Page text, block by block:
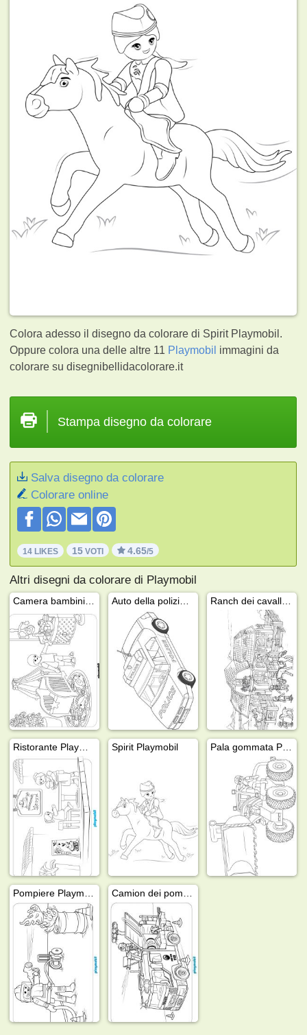
Colora adesso il disegno da colorare di Spirit Playmobil.
Oppure colora una delle altre 11 Playmobil immagini da
colorare su disegnibellidacolorare.it
Stampa disegno da colorare
Salva disegno da colorare
Colorare online
14 LIKES 15 VOTI 4.65/5
Altri disegni da colorare di Playmobil
Spirit Playmobil